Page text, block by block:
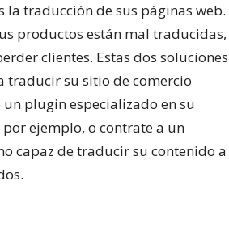
la traducción de sus páginas web.
productos están mal traducidas,
clientes. Estas dos soluciones
traducir su sitio de comercio
plugin especializado en su
por ejemplo, o contrate a un
capaz de traducir su contenido a